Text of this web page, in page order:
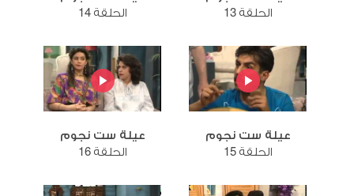
الحلقة 13
الحلقة 14
عيلة ست نجوم
الحلقة 15
عيلة ست نجوم
الحلقة 16